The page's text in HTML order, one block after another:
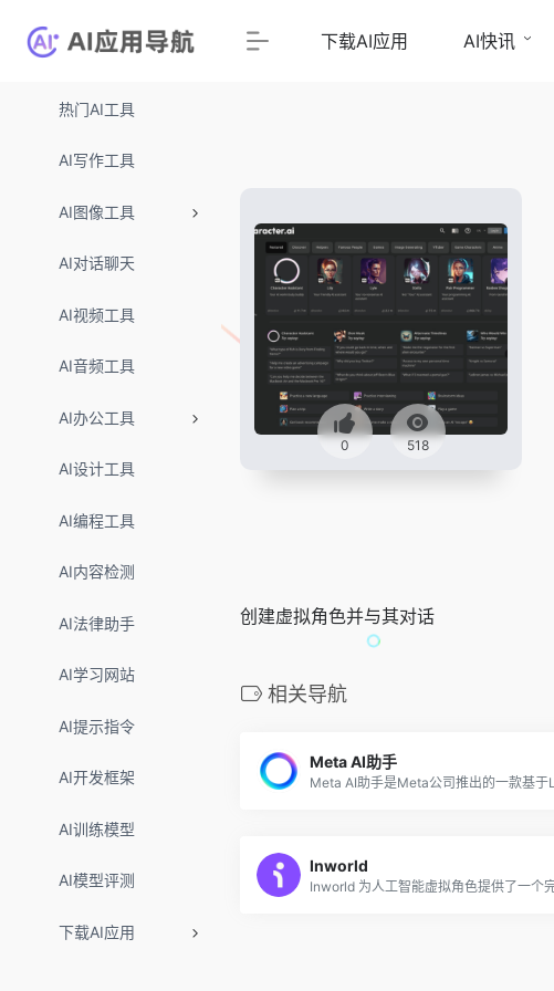
热门AI工具
AI写作工具
AI图像工具
AI对话聊天
AI视频工具
AI音频工具
AI办公工具
AI设计工具
AI编程工具
AI内容检测
AI法律助手
AI学习网站
AI提示指令
AI开发框架
AI训练模型
AI模型评测
下载AI应用
下载AI应用 AI快讯
0 518
创建虚拟角色并与其对话
相关导航
Meta AI助手
Inworld